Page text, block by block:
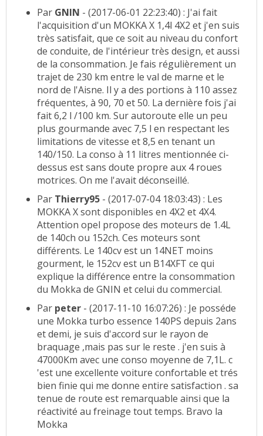
Par GNIN - (2017-06-01 22:23:40) : J'ai fait
l'acquisition d'un MOKKA X 1,4l 4X2 et j'en suis
très satisfait, que ce soit au niveau du confort
de conduite, de l'intérieur très design, et aussi
de la consommation. Je fais régulièrement un
trajet de 230 km entre le val de marne et le
nord de l'Aisne. Il y a des portions à 110 assez
fréquentes, à 90, 70 et 50. La dernière fois j'ai
fait 6,2 l /100 km. Sur autoroute elle un peu
plus gourmande avec 7,5 l en respectant les
limitations de vitesse et 8,5 en tenant un
140/150. La conso à 11 litres mentionnée ci-
dessus est sans doute propre aux 4 roues
motrices. On me l'avait déconseillé.
Par Thierry95 - (2017-07-04 18:03:43) : Les
MOKKA X sont disponibles en 4X2 et 4X4.
Attention opel propose des moteurs de 1.4L
de 140ch ou 152ch. Ces moteurs sont
différents. Le 140cv est un 14NET moins
gourment, le 152cv est un B14XFT ce qui
explique la différence entre la consommation
du Mokka de GNIN et celui du commercial.
Par peter - (2017-11-10 16:07:26) : Je posséde
une Mokka turbo essence 140PS depuis 2ans
et demi, je suis d'accord sur le rayon de
braquage ,mais pas sur le reste . j'en suis à
47000Km avec une conso moyenne de 7,1L. c
'est une excellente voiture confortable et trés
bien finie qui me donne entire satisfaction . sa
tenue de route est remarquable ainsi que la
réactivité au freinage tout temps. Bravo la
Mokka